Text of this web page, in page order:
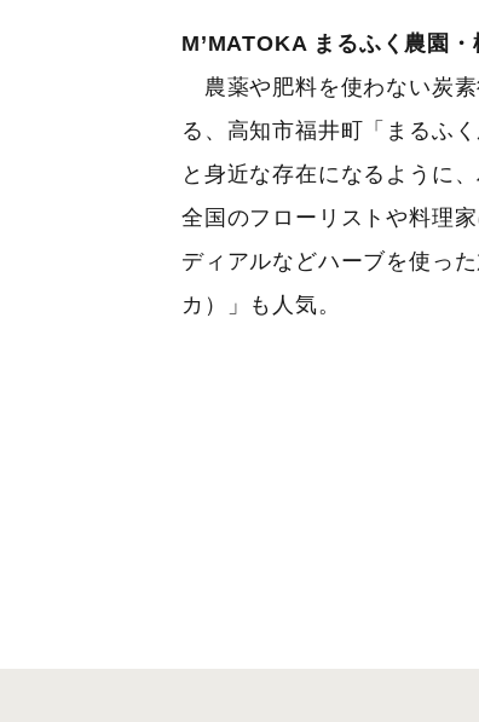
M’MATOKA まるふく農園
農薬や肥料を使わない炭
る、高知市福井町「まるふ
と身近な存在になるように
全国のフローリストや料理
ディアルなどハーブを使っ
カ）」も人気。